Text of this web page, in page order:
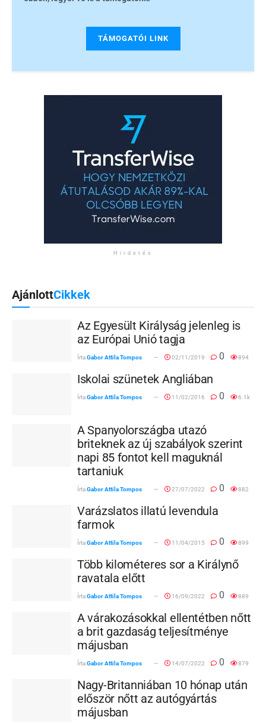
TÁMOGATÓI LINK
Hirdetés
AjánlottCikkek
Az Egyesült Királyság jelenleg is
az Európai Unió tagja
ÍrtaGabor Attila Tompos 02/11/2019 0 894
Iskolai szünetek Angliában
ÍrtaGabor Attila Tompos 11/02/2016 0 6.1k
A Spanyolországba utazó
briteknek az új szabályok szerint
napi 85 fontot kell maguknál
tartaniuk
ÍrtaGabor Attila Tompos 27/07/2022 0 882
Varázslatos illatú levendula
farmok
ÍrtaGabor Attila Tompos 11/04/2015 0 899
Több kilométeres sor a Királynő
ravatala előtt
ÍrtaGabor Attila Tompos 16/09/2022 0 889
A várakozásokkal ellentétben nőtt
a brit gazdaság teljesítménye
májusban
ÍrtaGabor Attila Tompos 14/07/2022 0 879
Nagy-Britanniában 10 hónap után
először nőtt az autógyártás
májusban